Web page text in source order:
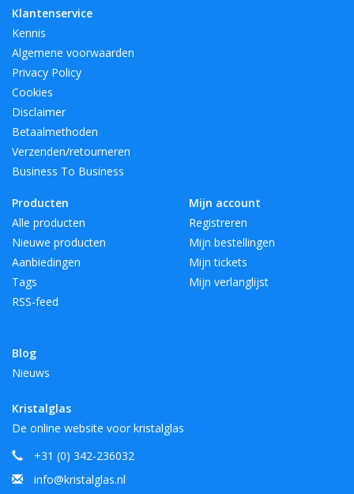
Klantenservice
Kennis
Algemene voorwaarden
Privacy Policy
Cookies
Disclaimer
Betaalmethoden
Verzenden/retourneren
Business To Business
Producten
Alle producten
Nieuwe producten
Aanbiedingen
Tags
RSS-feed
Blog
Nieuws
Mijn account
Registreren
Mijn bestellingen
Mijn tickets
Mijn verlanglijst
Kristalglas
De online website voor kristalglas
+31 (0) 342-236032
info@kristalglas.nl